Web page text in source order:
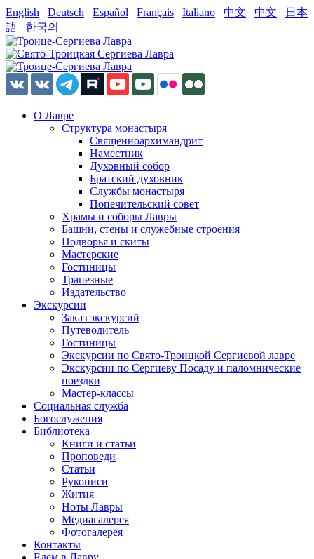
English Deutsch Español Français Italiano 中文 中文
日本
語
한국의
О Лавре
Структура монастыря
Священноархимандрит
Наместник
Духовный собор
Братский духовник
Службы монастыря
Попечительский совет
Храмы и соборы Лавры
Башни, стены и служебные строения
Подворья и скиты
Мастерские
Гостиницы
Трапезные
Издательство
Экскурсии
Заказ экскурсий
Путеводитель
Гостиницы
Экскурсии по Свято-Троицкой Сергиевой лавре
Экскурсии по Сергиеву Посаду и паломнические
поездки
Мастер-классы
Социальная служба
Богослужения
Библиотека
Книги и статьи
Проповеди
Статьи
Рукописи
Жития
Ноты Лавры
Медиагалерея
Фотогалерея
Контакты